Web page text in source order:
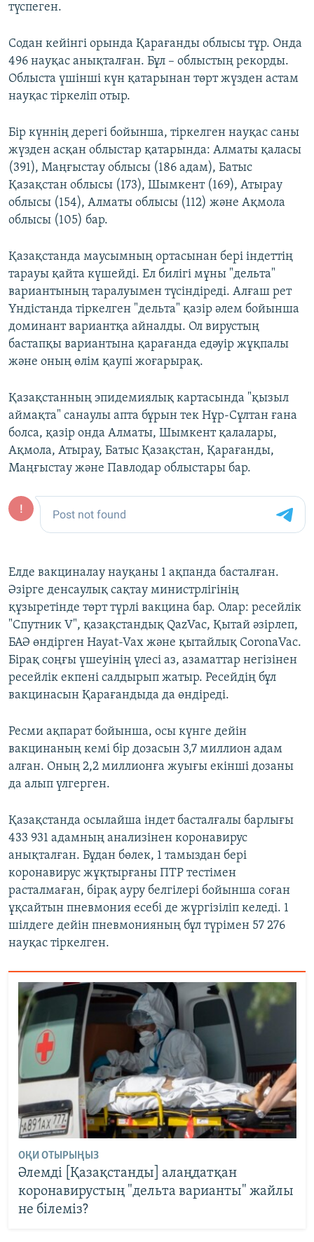
түспеген.
Содан кейінгі орында Қарағанды облысы тұр. Онда
496 науқас анықталған. Бұл – облыстың рекорды.
Облыста үшінші күн қатарынан төрт жүзден астам
науқас тіркеліп отыр.
Бір күннің дерегі бойынша, тіркелген науқас саны
жүзден асқан облыстар қатарында: Алматы қаласы
(391), Маңғыстау облысы (186 адам), Батыс
Қазақстан облысы (173), Шымкент (169), Атырау
облысы (154), Алматы облысы (112) және Ақмола
облысы (105) бар.
Қазақстанда маусымның ортасынан бері індеттің
тарауы қайта күшейді. Ел билігі мұны "дельта"
вариантының таралуымен түсіндіреді. Алғаш рет
Үндістанда тіркелген "дельта" қазір әлем бойынша
доминант вариантқа айналды. Ол вирустың
бастапқы вариантына қарағанда едәуір жұқпалы
және оның өлім қаупі жоғарырақ.
Қазақстанның эпидемиялық картасында "қызыл
аймақта" санаулы апта бұрын тек Нұр-Сұлтан ғана
болса, қазір онда Алматы, Шымкент қалалары,
Ақмола, Атырау, Батыс Қазақстан, Қарағанды,
Маңғыстау және Павлодар облыстары бар.
Елде вакциналау науқаны 1 ақпанда басталған.
Әзірге денсаулық сақтау министрлігінің
құзыретінде төрт түрлі вакцина бар. Олар: ресейлік
"Спутник V", қазақстандық QazVac, Қытай әзірлеп,
БАӘ өндірген Hayat-Vax және қытайлық CoronaVac.
Бірақ соңғы үшеуінің үлесі аз, азаматтар негізінен
ресейлік екпені салдырып жатыр. Ресейдің бұл
вакцинасын Қарағандыда да өндіреді.
Ресми ақпарат бойынша, осы күнге дейін
вакцинаның кемі бір дозасын 3,7 миллион адам
алған. Оның 2,2 миллионға жуығы екінші дозаны
да алып үлгерген.
Қазақстанда осылайша індет басталғалы барлығы
433 931 адамның анализінен коронавирус
анықталған. Бұдан бөлек, 1 тамыздан бері
коронавирус жұқтырғаны ПТР тестімен
расталмаған, бірақ ауру белгілері бойынша соған
ұқсайтын пневмония есебі де жүргізіліп келеді. 1
шілдеге дейін пневмонияның бұл түрімен 57 276
науқас тіркелген.
ОҚИ ОТЫРЫҢЫЗ
Әлемді [Қазақстанды] алаңдатқан
коронавирустың "дельта варианты" жайлы
не білеміз?